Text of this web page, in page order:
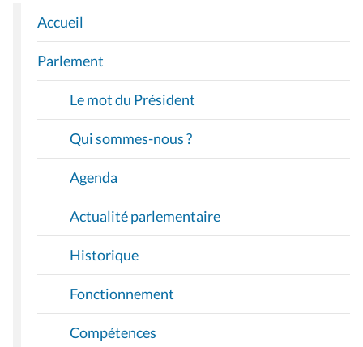
N
A
V
G
T
O
Accueil
Parlement
Le mot du Président
Qui sommes-nous ?
Agenda
Actualité parlementaire
Historique
Fonctionnement
Compétences